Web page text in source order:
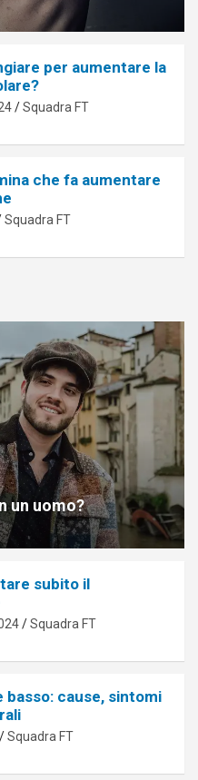
per aumentare la
Squadra FT
che fa aumentare
Squadra FT
un uomo?
subito il
Squadra FT
cause, sintomi
Squadra FT